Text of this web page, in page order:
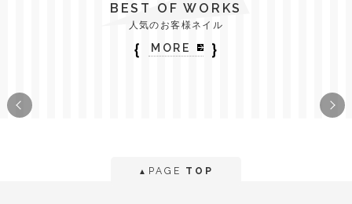
BEST OF WORKS
人気のお客様ネイル
｛ MORE ｝
▲ PAGE TOP